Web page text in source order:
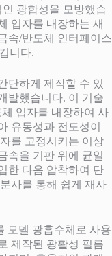
광합성을 모방했습
입자를 내장하는 새
속/반도체 인터페이스
니다.
단하게 제작할 수 있
발했습니다. 이 기술
입자를 내장하여 사
유동성과 전도성이
를 고정시키는 이상
속을 기판 위에 균일
한 다음 압착하여 단
사를 통해 쉽게 재사
모델 광흡수체로 사용
제작된 광활성 필름